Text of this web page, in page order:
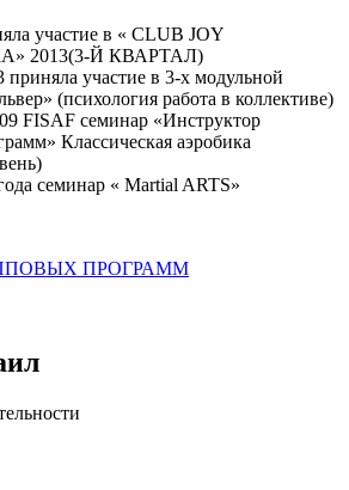
участие в « CLUB JOY
2013(3-Й КВАРТАЛ)
приняла участие в 3-х модульной
(психология работа в коллективе)
FISAF семинар «Инструктор
Классическая аэробика
семинар « Martial ARTS»
ПРОГРАММ